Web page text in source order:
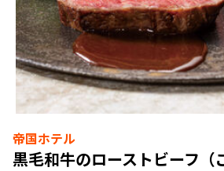
帝国ホテル
黒毛和牛のローストビーフ（